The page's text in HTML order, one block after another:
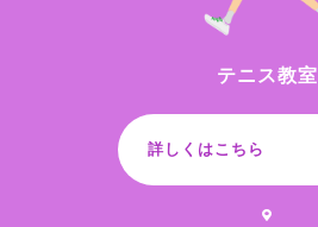
テニス教室
詳しくはこちら